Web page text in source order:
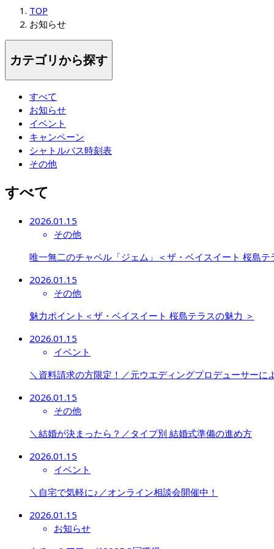
TOP
お知らせ
カテゴリから探す
すべて
お知らせ
イベント
キャンペーン
シャトルバス時刻表
その他
すべて
2026.01.15
その他
唯一無二のチャペル「ジェム」＜ザ・ベイスイート 桜島テ
2026.01.15
その他
魅力ポイント＜ザ・ベイスイート 桜島テラスの魅力 ＞
2026.01.15
イベント
＼資料請求の方限定！／元ウエディングプロデューサーに
2026.01.15
その他
＼結婚が決まったら？／タイプ別 結婚式準備の進め方
2026.01.15
イベント
＼自宅で気軽に♪／オンライン相談会開催中！
2026.01.15
お知らせ